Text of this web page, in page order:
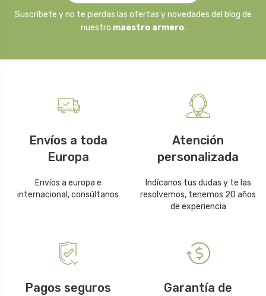
Suscríbete y no te pierdas las ofertas y novedades del blog de
nuestro maestro armero.
Envíos a toda
Europa
Envíos a europa e
internacional, consúltanos
Atención
personalizada
Indícanos tus dudas y te las
resolvemos, tenemos 20 años
de experiencia
Pagos seguros
Garantía de